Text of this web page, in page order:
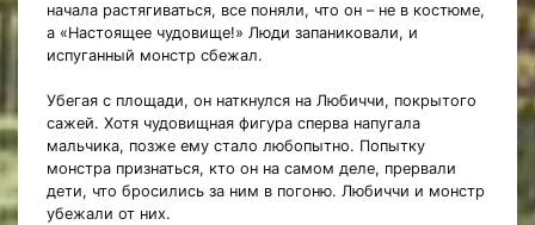
начала растягиваться, все поняли, что он – не в костюме,
а «Настоящее чудовище!» Люди запаниковали, и
испуганный монстр сбежал.
Убегая с площади, он наткнулся на Любиччи, покрытого
сажей. Хотя чудовищная фигура сперва напугала
мальчика, позже ему стало любопытно. Попытку
монстра признаться, кто он на самом деле, прервали
дети, что бросились за ним в погоню. Любиччи и монстр
убежали от них.